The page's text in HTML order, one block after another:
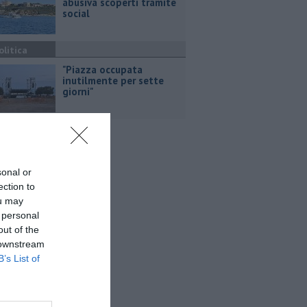
or
to
may
of the
List of
social
"Piazza occupata
inutilmente per sette
giorni"